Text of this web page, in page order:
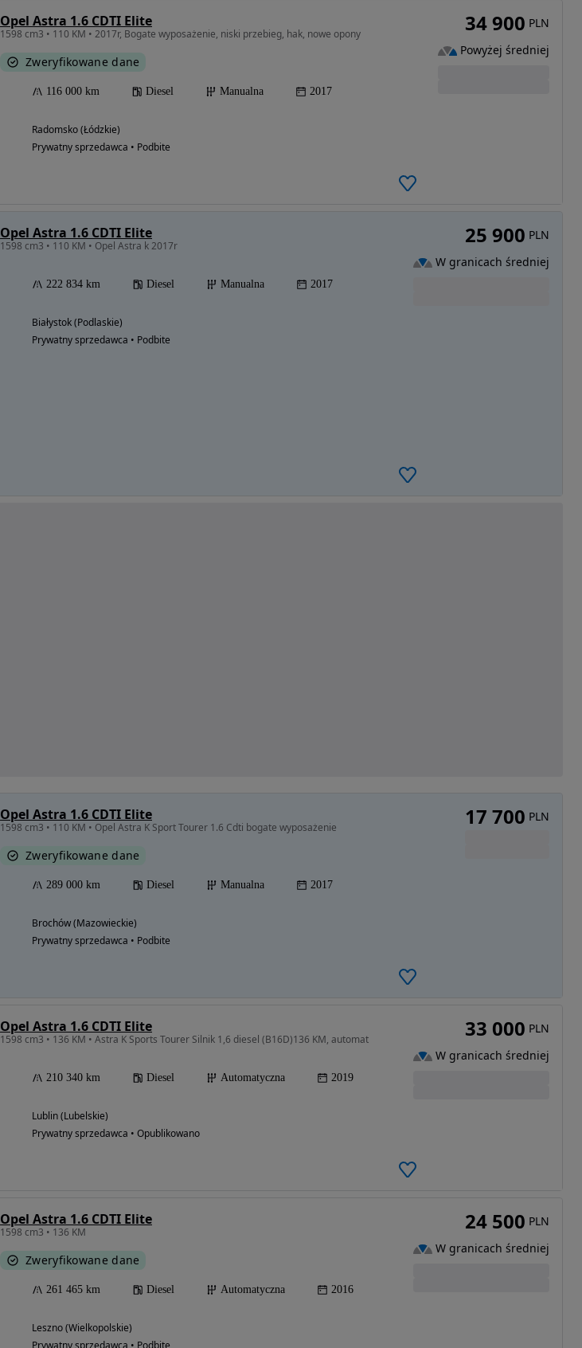
Opel Astra 1.6 CDTI Elite
1598 cm3 • 110 KM • 2017r, Bogate wyposażenie, niski przebieg, hak, nowe opony
Zweryfikowane dane
116 000 km Diesel Manualna 2017
Radomsko (Łódzkie)
Prywatny sprzedawca • Podbite
34 900 PLN
Powyżej średniej
Opel Astra 1.6 CDTI Elite
1598 cm3 • 110 KM • Opel Astra k 2017r
222 834 km Diesel Manualna 2017
Białystok (Podlaskie)
Prywatny sprzedawca • Podbite
25 900 PLN
W granicach średniej
Opel Astra 1.6 CDTI Elite
1598 cm3 • 110 KM • Opel Astra K Sport Tourer 1.6 Cdti bogate wyposażenie
Zweryfikowane dane
289 000 km Diesel Manualna 2017
Brochów (Mazowieckie)
Prywatny sprzedawca • Podbite
17 700 PLN
Opel Astra 1.6 CDTI Elite
1598 cm3 • 136 KM • Astra K Sports Tourer Silnik 1,6 diesel (B16D)136 KM, automat
210 340 km Diesel Automatyczna 2019
Lublin (Lubelskie)
Prywatny sprzedawca • Opublikowano
33 000 PLN
W granicach średniej
Opel Astra 1.6 CDTI Elite
1598 cm3 • 136 KM
Zweryfikowane dane
261 465 km Diesel Automatyczna 2016
Leszno (Wielkopolskie)
Prywatny sprzedawca • Podbite
24 500 PLN
W granicach średniej